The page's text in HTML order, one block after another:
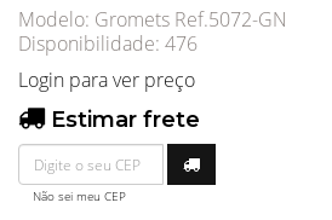
Modelo: Gromets Ref.5072-GN
Disponibilidade: 476
Login para ver preço
Estimar frete
Não sei meu CEP